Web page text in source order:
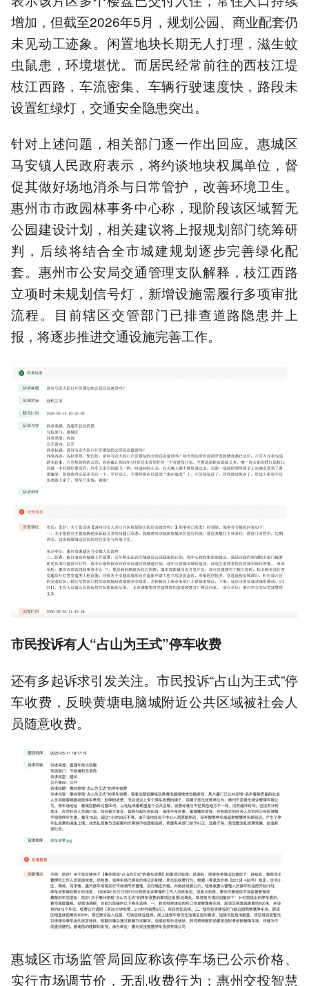
增加，但截至2026年5月，规划公园、商业配套仍
未见动工迹象。闲置地块长期无人打理，滋生蚊
虫鼠患，环境堪忧。而居民经常前往的西枝江堤
枝江西路，车流密集、车辆行驶速度快，路段未
设置红绿灯，交通安全隐患突出。
针对上述问题，相关部门逐一作出回应。惠城区
马安镇人民政府表示，将约谈地块权属单位，督
促其做好场地消杀与日常管护，改善环境卫生。
惠州市市政园林事务中心称，现阶段该区域暂无
公园建设计划，相关建议将上报规划部门统筹研
判，后续将结合全市城建规划逐步完善绿化配
套。惠州市公安局交通管理支队解释，枝江西路
立项时未规划信号灯，新增设施需履行多项审批
流程。目前辖区交管部门已排查道路隐患并上
报，将逐步推进交通设施完善工作。
市民投诉有人“占山为王式”停车收费
还有多起诉求引发关注。市民投诉“占山为王式”停
车收费，反映黄塘电脑城附近公共区域被社会人
员随意收费。
惠城区市场监管局回应称该停车场已公示价格、
实行市场调节价，无乱收费行为；惠州交投智慧